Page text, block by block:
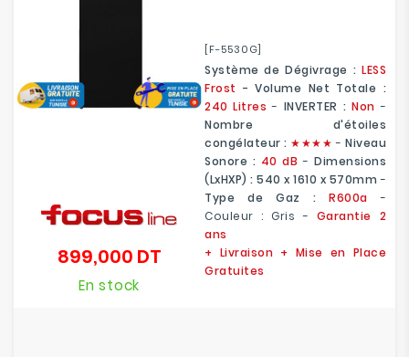
[F-5530G]
Système de Dégivrage : LESS
Frost - Volume Net Totale :
240 Litres - INVERTER :Non-
Nombre d'étoiles
congélateur : ★★★★ - Niveau
Sonore : 40 dB-Dimensions
(LxHXP) : 540 x 1610 x 570mm -
Type de Gaz :
R600a
-
Couleur : Gris - Garantie 2
ans
+ Livraison + Mise en Place
Gratuites
899,000 DTPrix
En stock